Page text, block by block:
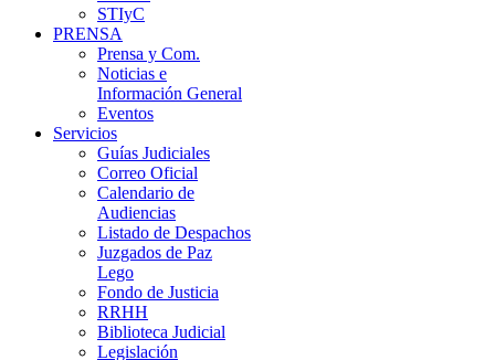
STIyC
PRENSA
Prensa y Com.
Noticias e
Información General
Eventos
Servicios
Guías Judiciales
Correo Oficial
Calendario de
Audiencias
Listado de Despachos
Juzgados de Paz
Lego
Fondo de Justicia
RRHH
Biblioteca Judicial
Legislación